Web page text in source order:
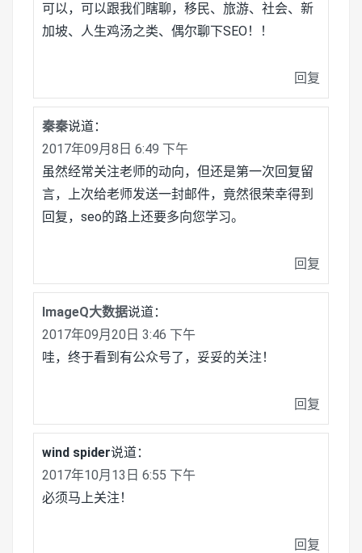
可以，可以跟我们瞎聊，移民、旅游、社会、新
加坡、人生鸡汤之类、偶尔聊下SEO！！
回复
秦秦说道：
2017年09月8日 6:49 下午
虽然经常关注老师的动向，但还是第一次回复留
言，上次给老师发送一封邮件，竟然很荣幸得到
回复，seo的路上还要多向您学习。
回复
ImageQ大数据说道：
2017年09月20日 3:46 下午
哇，终于看到有公众号了，妥妥的关注！
回复
wind spider说道：
2017年10月13日 6:55 下午
必须马上关注！
回复